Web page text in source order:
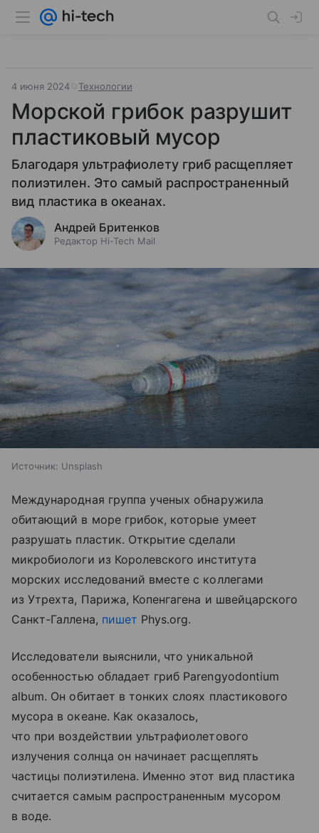
4 июня 2024 Технологии
Морской грибок разрушит
пластиковый мусор
Благодаря ультрафиолету гриб расщепляет
полиэтилен. Это самый распространенный
вид пластика в океанах.
Андрей Бритенков
Редактор Hi-Tech Mail
Источник: Unsplash
Международная группа ученых обнаружила
обитающий в море грибок, которые умеет
разрушать пластик. Открытие сделали
микробиологи из Королевского института
морских исследований вместе с коллегами
из Утрехта, Парижа, Копенгагена и швейцарского
Санкт-Галлена, пишет Phys.org.
Исследователи выяснили, что уникальной
особенностью обладает гриб Parengyodontium
album. Он обитает в тонких слоях пластикового
мусора в океане. Как оказалось,
что при воздействии ультрафиолетового
излучения солнца он начинает расщеплять
частицы полиэтилена. Именно этот вид пластика
считается самым распространенным мусором
в воде.